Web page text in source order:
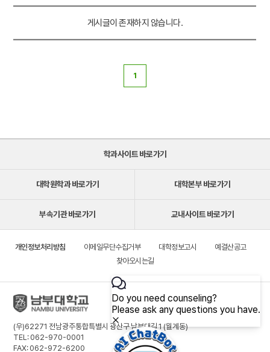
게시글이 존재하지 않습니다.
1
학과사이트 바로가기
대학원학과 바로가기 대학본부 바로가기
부속기관 바로가기 교내사이트 바로가기
개인정보처리방침 이메일무단수집거부 대학정보고시
예결산공고
찾아오시는길
(우)62271 전남광주통합특별시 광산구 남부대길 1 (월계동)
TEL: 062-970-0001
FAX: 062-972-6200